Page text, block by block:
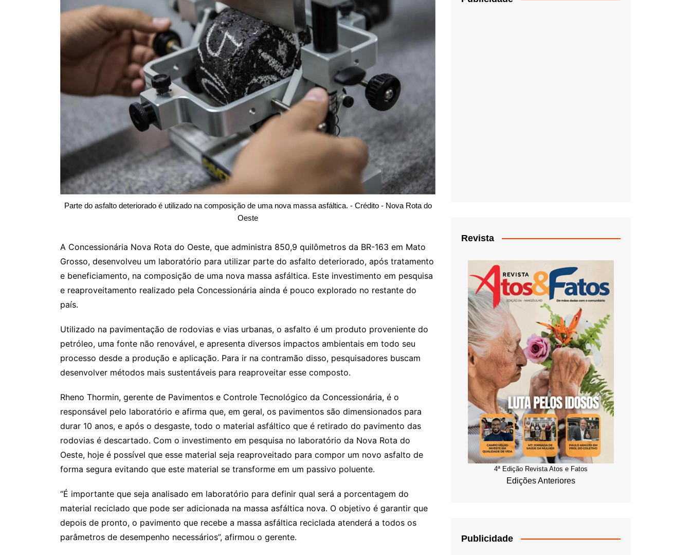
Parte do asfalto deteriorado é utilizado na composição de uma nova massa asfáltica. - Crédito - Nova Rota do
Oeste
A Concessionária Nova Rota do Oeste, que administra 850,9 quilômetros da BR-163 em Mato
Grosso, desenvolveu um laboratório para utilizar parte do asfalto deteriorado, após tratamento
e beneficiamento, na composição de uma nova massa asfáltica. Este investimento em pesquisa
e reaproveitamento realizado pela Concessionária ainda é pouco explorado no restante do
país.
Utilizado na pavimentação de rodovias e vias urbanas, o asfalto é um produto proveniente do
petróleo, uma fonte não renovável, e apresenta diversos impactos ambientais em todo seu
processo desde a produção e aplicação. Para ir na contramão disso, pesquisadores buscam
desenvolver métodos mais sustentáveis para reaproveitar esse composto.
Rheno Thormin, gerente de Pavimentos e Controle Tecnológico da Concessionária, é o
responsável pelo laboratório e afirma que, em geral, os pavimentos são dimensionados para
durar 10 anos, e após o desgaste, todo o material asfáltico que é retirado do pavimento das
rodovias é descartado. Com o investimento em pesquisa no laboratório da Nova Rota do
Oeste, hoje é possível que esse material seja reaproveitado para compor um novo asfalto de
forma segura evitando que este material se transforme em um passivo poluente.
“É importante que seja analisado em laboratório para definir qual será a porcentagem do
material reciclado que pode ser adicionada na massa asfáltica nova. O objetivo é garantir que
depois de pronto, o pavimento que recebe a massa asfáltica reciclada atenderá a todos os
parâmetros de desempenho necessários”, afirmou o gerente.
Revista
4ª Edição Revista Atos e Fatos
Edições Anteriores
Publicidade